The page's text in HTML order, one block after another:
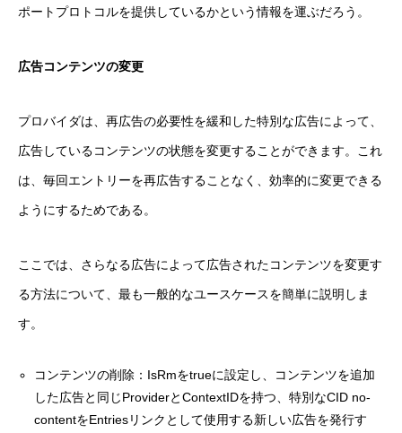
ポートプロトコルを提供しているかという情報を運ぶだろう。
広告コンテンツの変更
プロバイダは、再広告の必要性を緩和した特別な広告によって、
広告しているコンテンツの状態を変更することができます。これ
は、毎回エントリーを再広告することなく、効率的に変更できる
ようにするためである。
ここでは、さらなる広告によって広告されたコンテンツを変更す
る方法について、最も一般的なユースケースを簡単に説明しま
す。
コンテンツの削除：IsRmをtrueに設定し、コンテンツを追加
した広告と同じProviderとContextIDを持つ、特別なCID no-
contentをEntriesリンクとして使用する新しい広告を発行す